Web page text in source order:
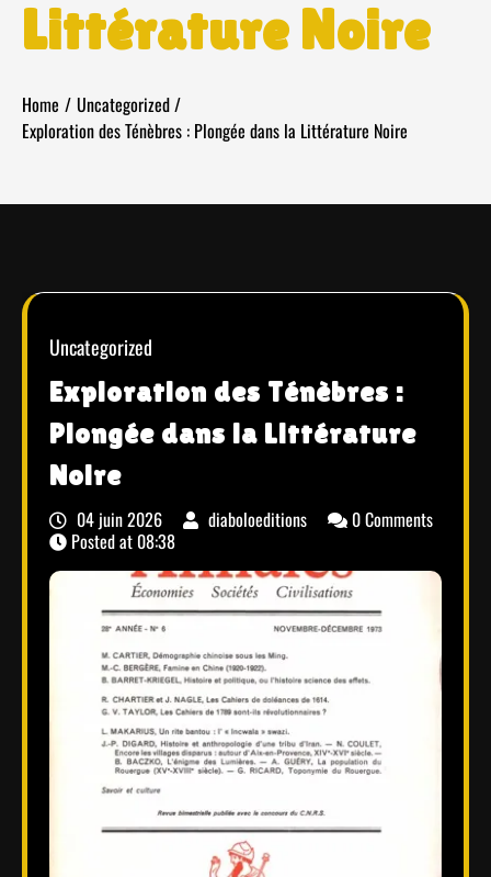
Littérature Noire
Home
Uncategorized
Exploration des Ténèbres : Plongée dans la Littérature Noire
Uncategorized
Exploration des Ténèbres :
Plongée dans la Littérature
Noire
04 juin 2026 diaboloeditions
0 Comments
Posted at 08:38